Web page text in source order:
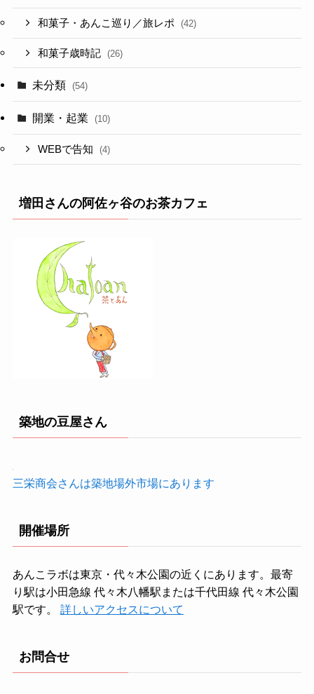
和菓子・あんこ巡り／旅レポ (42)
和菓子歳時記 (26)
未分類 (54)
開業・起業 (10)
WEBで告知 (4)
増田さんの阿佐ヶ谷のお茶カフェ
築地の豆屋さん
三栄商会さんは築地場外市場にあります
開催場所
あんこラボは東京・代々木公園の近くにあります。最寄
り駅は小田急線 代々木八幡駅または千代田線 代々木公園
駅です。 詳しいアクセスについて
お問合せ